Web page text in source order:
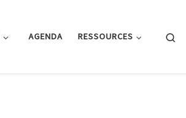
AGENDA RESSOURCES